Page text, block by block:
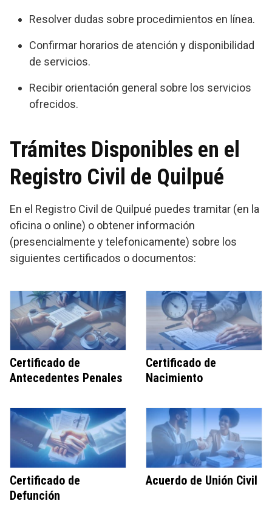
Resolver dudas sobre procedimientos en línea.
Confirmar horarios de atención y disponibilidad
de servicios.
Recibir orientación general sobre los servicios
ofrecidos.
Trámites Disponibles en el
Registro Civil de Quilpué
En el Registro Civil de Quilpué puedes tramitar (en la
oficina o online) o obtener información
(presencialmente y telefonicamente) sobre los
siguientes certificados o documentos:
Certificado de
Antecedentes Penales
Certificado de
Nacimiento
Certificado de
Defunción
Acuerdo de Unión Civil